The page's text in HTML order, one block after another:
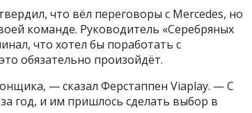
что вёл переговоры с Mercedes, но
команде. Руководитель «Серебряных
что хотел бы поработать с
обязательно произойдёт.
— сказал Ферстаппен Viaplay. — С
год, и им пришлось сделать выбор в